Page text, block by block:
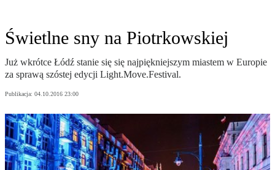
Świetlne sny na Piotrkowskiej
Już wkrótce Łódź stanie się się najpiękniejszym miastem w Europie
za sprawą szóstej edycji Light.Move.Festival.
Publikacja: 04.10.2016 23:00